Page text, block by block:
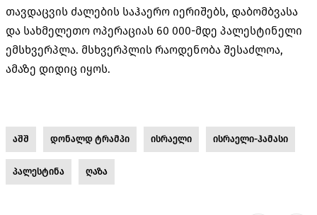
თავდაცვის ძალების საჰაერო იერიშებს, დაბომბვასა
და სახმელეთო ოპერაციას 60 000-მდე პალესტინელი
ემსხვერპლა. მსხვერპლის რაოდენობა შესაძლოა,
ამაზე დიდიც იყოს.
აშშ დონალდ ტრამპი ისრაელი ისრაელი-ჰამასი
პალესტინა ღაზა